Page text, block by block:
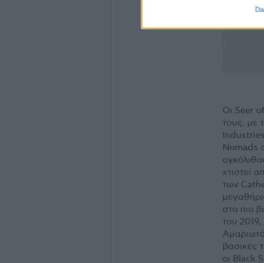
Οι Seer
τους, με
Nomads
χτιστεί
των
στο πιο
του
βασικές
οι Black